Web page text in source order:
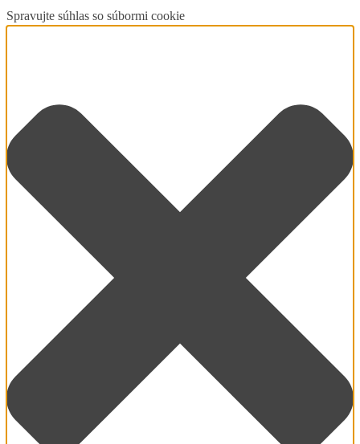
Spravujte súhlas so súbormi cookie